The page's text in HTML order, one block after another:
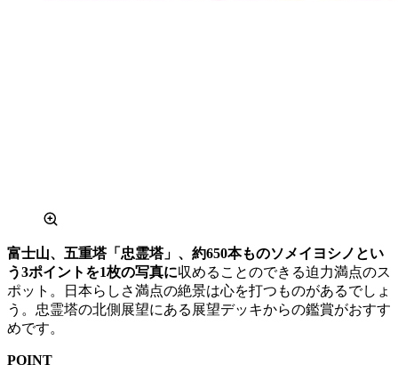
富士山、五重塔「忠霊塔」、約650本ものソメイヨシノとい
う3ポイントを1枚の写真に収めることのできる迫力満点のス
ポット。日本らしさ満点の絶景は心を打つものがあるでしょ
う。忠霊塔の北側展望にある展望デッキからの鑑賞がおすす
めです。
POINT